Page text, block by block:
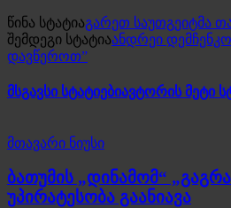
წინა სტატიაგარეთ საუთგეიტმა
შემდეგი სტატიაანდრეი
დავწეროთ”
მსგავსი სტატიებიავტორის მეტი
მთავარი ნიუსი
ბათუმის „დინამომ“
უპირატესობა გაანიავა